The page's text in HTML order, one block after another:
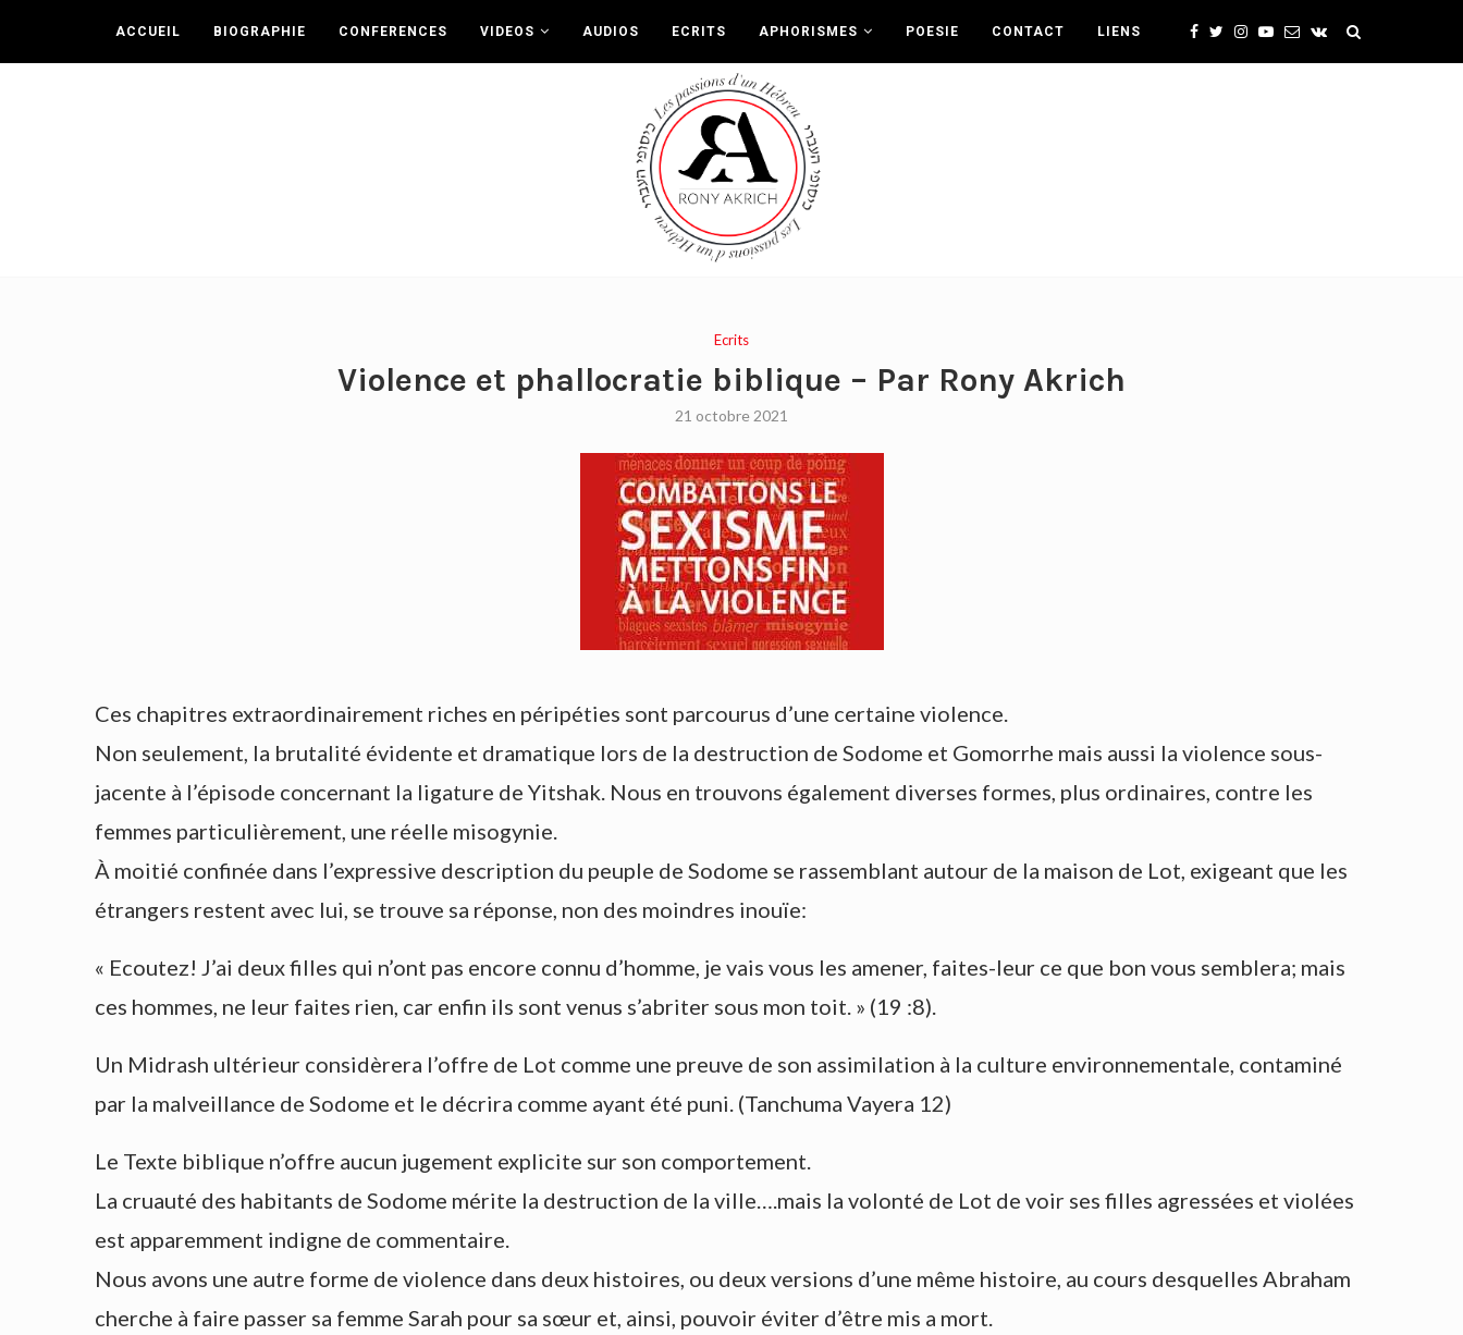
ACCUEIL BIOGRAPHIE CONFERENCES VIDEOS AUDIOS ECRITS APHORISMES POESIE CONTACT LIENS
Ecrits
Violence et phallocratie biblique – Par Rony Akrich
21 octobre 2021
Ces chapitres extraordinairement riches en péripéties sont parcourus d’une certaine violence.
Non seulement, la brutalité évidente et dramatique lors de la destruction de Sodome et Gomorrhe mais aussi la violence sous-
jacente à l’épisode concernant la ligature de Yitshak. Nous en trouvons également diverses formes, plus ordinaires, contre les
femmes particulièrement, une réelle misogynie.
À moitié confinée dans l’expressive description du peuple de Sodome se rassemblant autour de la maison de Lot, exigeant que les
étrangers restent avec lui, se trouve sa réponse, non des moindres inouïe:
« Ecoutez! J’ai deux filles qui n’ont pas encore connu d’homme, je vais vous les amener, faites-leur ce que bon vous semblera; mais
ces hommes, ne leur faites rien, car enfin ils sont venus s’abriter sous mon toit. » (19 :8).
Un Midrash ultérieur considèrera l’offre de Lot comme une preuve de son assimilation à la culture environnementale, contaminé
par la malveillance de Sodome et le décrira comme ayant été puni. (Tanchuma Vayera 12)
Le Texte biblique n’offre aucun jugement explicite sur son comportement.
La cruauté des habitants de Sodome mérite la destruction de la ville….mais la volonté de Lot de voir ses filles agressées et violées
est apparemment indigne de commentaire.
Nous avons une autre forme de violence dans deux histoires, ou deux versions d’une même histoire, au cours desquelles Abraham
cherche à faire passer sa femme Sarah pour sa sœur et, ainsi, pouvoir éviter d’être mis a mort.